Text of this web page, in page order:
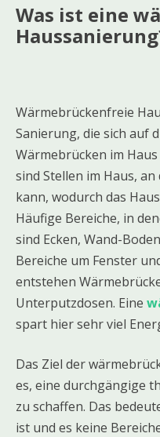
Was ist eine
Wärmebrückenfreie
Sanierung, die sich auf
Wärmebrücken im
sind Stellen im Haus,
kann, wodurch das
Häufige Bereiche, in
sind Ecken, Wand-
Bereiche um Fenster
entstehen
Unterputzdosen. Eine
spart hier sehr viel
Das Ziel der
es, eine durchgängige
zu schaffen. Das
ist und es keine